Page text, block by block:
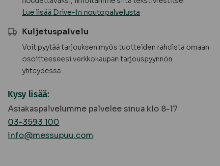
Lue lisää Drive-In noutopalvelusta
Kuljetuspalvelu
Voit pyytää tarjouksen myös tuotteiden rahdista omaan
osoitteeseesi verkkokaupan tarjouspyynnön
yhteydessä.
Kysy lisää:
Asiakaspalvelumme palvelee sinua klo 8-17
03-3593 100
info@messupuu.com